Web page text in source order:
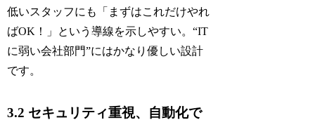
低いスタッフにも「まずはこれだけやれ
ばOK！」という導線を示しやすい。“IT
に弱い会社部門”にはかなり優しい設計
です。
3.2 セキュリティ重視、自動化で